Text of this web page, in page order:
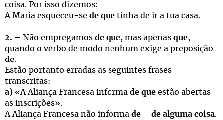
coisa. Por isso dizemos:
A Maria esqueceu-se de que tinha de ir a tua casa.
2. – Não empregamos de que, mas apenas que,
quando o verbo de modo nenhum exige a preposição
de.
Estão portanto erradas as seguintes frases
transcritas:
a) «A Aliança Francesa informa de que estão abertas
as inscrições».
A Aliança Francesa não informa de – de alguma coisa.